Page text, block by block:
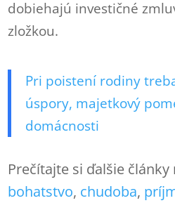
dobiehajú investičné
zložkou.
Pri poistení rodiny
úspory, majetkový
domácnosti
Prečítajte si ďalšie
bohatstvo, chudoba,